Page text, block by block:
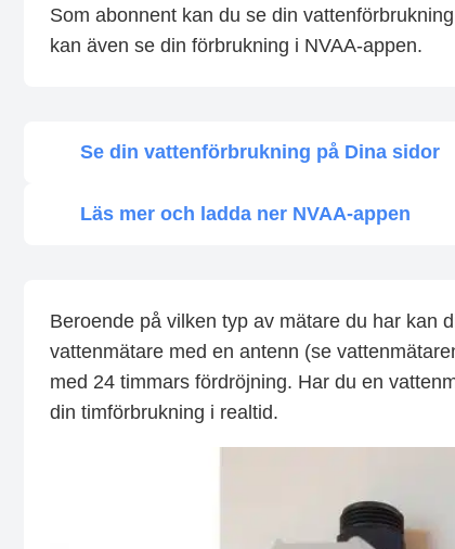
Som abonnent kan du se din
kan även se din förbrukning i NVAA-appen.
Se din vattenförbrukning på Dina sidor
Läs mer och ladda ner NVAA-appen
Beroende på vilken typ av mätare du har kan
vattenmätare med en antenn (se
med 24 timmars fördröjning. Har du en
din timförbrukning i realtid.